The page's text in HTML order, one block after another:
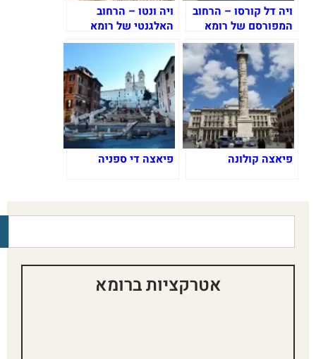
ויה דל קורסו – הרחוב
המפורסם של רומא
ויה ונטו – הרחוב
האלגנטי של רומא
פיאצה קולונה פיאצה די ספניה
אטרקציות ברומא